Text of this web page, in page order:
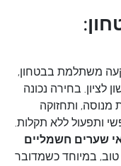
משתלמת בבטחון,
בחירה נכונה
מנוסה, ותחזוקה
ותפעול ללא תקלות.
שערים חשמליים
טוב, במיוחד כשמדובר